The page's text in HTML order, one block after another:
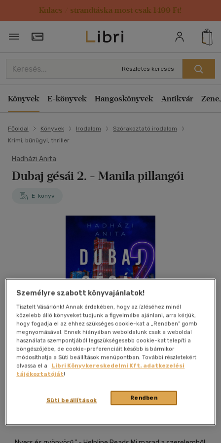
Kulacs / strandtáska most csak 1499 Ft!
Törzsvásárlói Kártya adatai
Részletes keresés
Könyvek E-könyvek Hangoskönyvek Antikvár
Főoldal Könyvek Irodalom
Szórakoztató irodalom
Krimi, bűnügyi, thriller
Hadházi Anita
Dubaj gésái 2. - Manila pillangói
E-könyv
Személyre szabott könyvajánlatok!
Tisztelt Vásárlónk! Annak érdekében, hogy az ízléséhez minél
közelebb álló könyveket tudjunk a figyelmébe ajánlani, arra kérjük,
hogy fogadja el az ehhez szükséges cookie-kat a „Rendben” gomb
megnyomásával. Ennek hiányában weboldalunk csak a weboldal
használata szempontjából legszükségesebb cookie-kat telepíti a
böngészőjébe, de cookie-preferenciáit később is bármikor
módosíthatja a Süti beállítások menüpontban. További részletekért
olvassa el a
Libri Könyvkereskedelmi Kft. adatkezelési
tájékoztatóját!
Rendben
Süti beállítások